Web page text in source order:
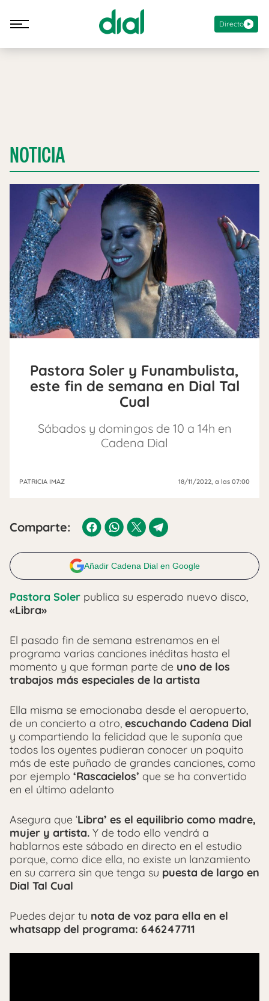
Directo
NOTICIA
Pastora Soler y Funambulista,
este fin de semana en Dial Tal
Cual
Sábados y domingos de 10 a 14h en
Cadena Dial
PATRICIA IMAZ 18/11/2022, a las 07:00
Comparte:
Añadir Cadena Dial en Google
Pastora Soler publica su esperado nuevo disco,
«Libra»
El pasado fin de semana estrenamos en el
programa varias canciones inéditas hasta el
momento y que forman parte de uno de los
trabajos más especiales de la artista
Ella misma se emocionaba desde el aeropuerto,
de un concierto a otro, escuchando Cadena Dial
y compartiendo la felicidad que le suponía que
todos los oyentes pudieran conocer un poquito
más de este puñado de grandes canciones, como
por ejemplo ‘Rascacielos’ que se ha convertido
en el último adelanto
Asegura que ‘Libra’ es el equilibrio como madre,
mujer y artista. Y de todo ello vendrá a
hablarnos este sábado en directo en el estudio
porque, como dice ella, no existe un lanzamiento
en su carrera sin que tenga su puesta de largo en
Dial Tal Cual
Puedes dejar tu nota de voz para ella en el
whatsapp del programa: 646247711